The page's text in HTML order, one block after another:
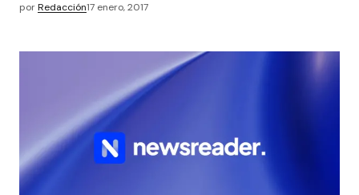
porRedacción17 enero, 2017